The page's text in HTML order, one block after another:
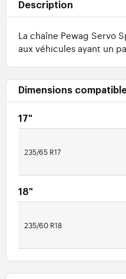
Description
La chaîne Pewag Servo
aux véhicules ayant un
Dimensions
17"
235/65 R17
18"
235/60 R18